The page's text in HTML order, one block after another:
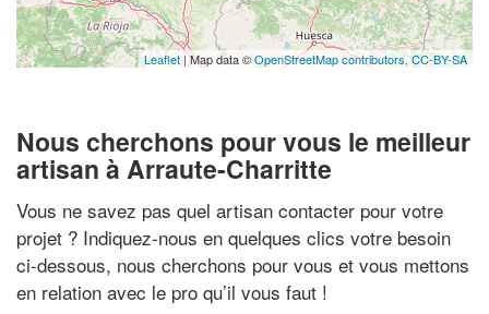
Leaflet | Map data ©OpenStreetMap contributors, CC-BY-SA
Nous cherchons pour vous le meilleur
artisan à Arraute-Charritte
Vous ne savez pas quel artisan contacter pour votre
projet ? Indiquez-nous en quelques clics votre besoin
ci-dessous, nous cherchons pour vous et vous mettons
en relation avec le pro qu’il vous faut !